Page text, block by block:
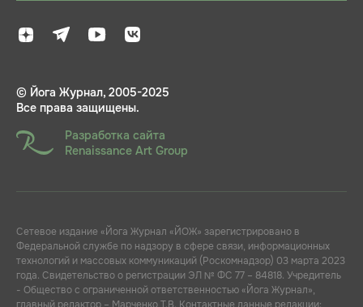
© Йога Журнал, 2005-2025
Все права защищены.
Разработка сайта
Renaissance Art Group
Сетевое издание «Йога Журнал «ЙОЖ» зарегистрировано в
Федеральной службе по надзору в сфере связи, информационных
технологий и массовых коммуникаций (Роскомнадзор) 03 марта 2023
года. Свидетельство о регистрации ЭЛ № ФС 77 – 84818. Учредитель
- Общество с ограниченной ответственностью «Йога Журнал»,